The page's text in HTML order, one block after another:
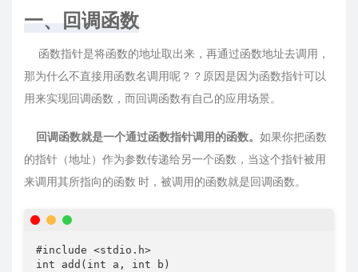
一、回调函数
函数指针是将函数的地址取出来，再通过函数地址去调用，
那为什么不直接用函数名调用呢？？原因是因为函数指针可以
用来实现回调函数，而回调函数有自己的应用场景。
回调函数就是⼀个通过函数指针调⽤的函数。 如果你把函数
的指针（地址）作为参数传递给另⼀个函数，当这个指针被⽤
来调⽤其所指向的函数 时，被调⽤的函数就是回调函数。
#include <stdio.h>
int add(int a, int b)